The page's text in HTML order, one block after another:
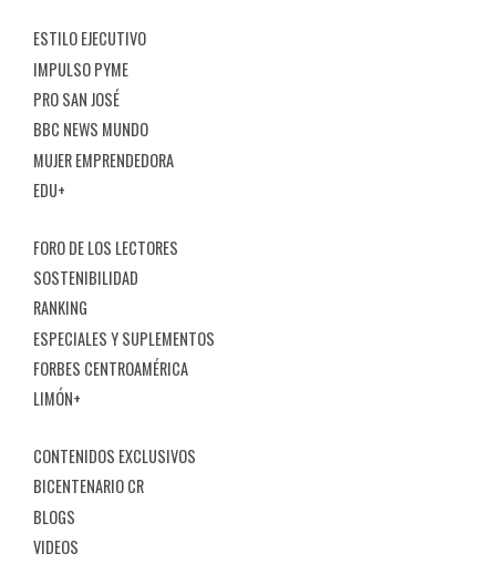
ESTILO EJECUTIVO
IMPULSO PYME
PRO SAN JOSÉ
BBC NEWS MUNDO
MUJER EMPRENDEDORA
EDU+
FORO DE LOS LECTORES
SOSTENIBILIDAD
RANKING
ESPECIALES Y SUPLEMENTOS
FORBES CENTROAMÉRICA
LIMÓN+
CONTENIDOS EXCLUSIVOS
BICENTENARIO CR
BLOGS
VIDEOS